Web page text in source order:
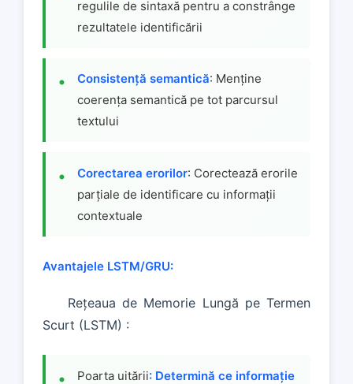
regulile de sintaxă pentru a constrânge
rezultatele identificării
Consistență semantică: Menține
coerența semantică pe tot parcursul
textului
Corectarea erorilor: Corectează erorile
parțiale de identificare cu informații
contextuale
Avantajele LSTM/GRU:
Rețeaua de Memorie Lungă pe Termen
Scurt (LSTM) :
Poarta uitării: Determină ce informație